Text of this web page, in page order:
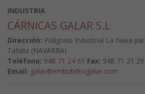
INDUSTRIA
CÁRNICAS GALAR S.L
Dirección: Polígono Industrial La Nava
Tafalla (NAVARRA)
Teléfono: 948 71 24 61 Fax: 948 71 21 29
Email: galar@embutidosgalar.com